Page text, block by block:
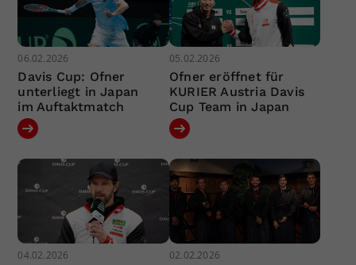
06.02.2026
Davis Cup: Ofner
unterliegt in Japan
im Auftaktmatch
05.02.2026
Ofner eröffnet für
KURIER Austria Davis
Cup Team in Japan
04.02.2026 02.02.2026